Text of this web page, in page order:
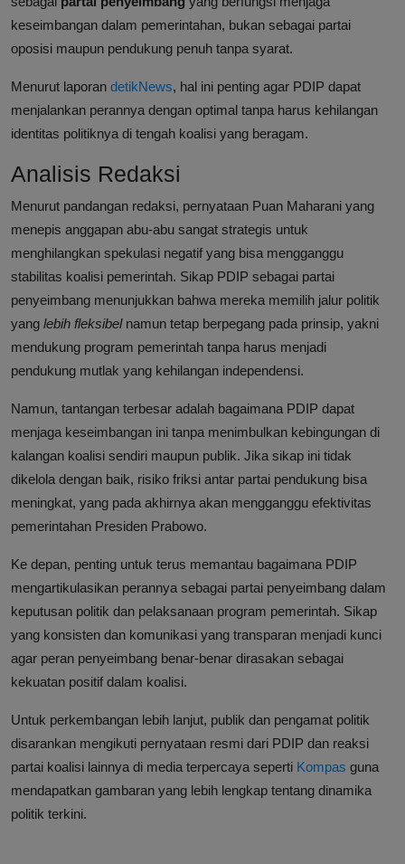
keseimbangan dalam pemerintahan, bukan sebagai partai
oposisi maupun pendukung penuh tanpa syarat.
Menurut laporan detikNews, hal ini penting agar PDIP dapat
menjalankan perannya dengan optimal tanpa harus kehilangan
identitas politiknya di tengah koalisi yang beragam.
Analisis Redaksi
Menurut pandangan redaksi, pernyataan Puan Maharani yang
menepis anggapan abu-abu sangat strategis untuk
menghilangkan spekulasi negatif yang bisa mengganggu
stabilitas koalisi pemerintah. Sikap PDIP sebagai partai
penyeimbang menunjukkan bahwa mereka memilih jalur politik
yang lebih fleksibelnamun tetap berpegang pada prinsip, yakni
mendukung program pemerintah tanpa harus menjadi
pendukung mutlak yang kehilangan independensi.
Namun, tantangan terbesar adalah bagaimana PDIP dapat
menjaga keseimbangan ini tanpa menimbulkan kebingungan di
kalangan koalisi sendiri maupun publik. Jika sikap ini tidak
dikelola dengan baik, risiko friksi antar partai pendukung bisa
meningkat, yang pada akhirnya akan mengganggu efektivitas
pemerintahan Presiden Prabowo.
Ke depan, penting untuk terus memantau bagaimana PDIP
mengartikulasikan perannya sebagai partai penyeimbang dalam
keputusan politik dan pelaksanaan program pemerintah. Sikap
yang konsisten dan komunikasi yang transparan menjadi kunci
agar peran penyeimbang benar-benar dirasakan sebagai
kekuatan positif dalam koalisi.
Untuk perkembangan lebih lanjut, publik dan pengamat politik
disarankan mengikuti pernyataan resmi dari PDIP dan reaksi
partai koalisi lainnya di media terpercaya seperti Kompas guna
mendapatkan gambaran yang lebih lengkap tentang dinamika
politik terkini.